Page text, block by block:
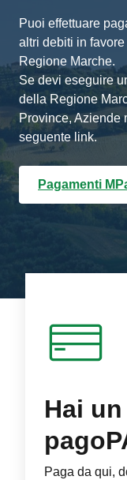
Puoi effettuare
altri debiti in
Regione Marche.
Se devi eseguire
della Regione
Province, Aziende
seguente link.
Pagamenti
Hai
Paga da qui,